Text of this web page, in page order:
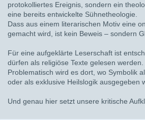
protokolliertes Ereignis, sondern ein
eine bereits entwickelte Sühnetheologie.
Dass aus einem literarischen Motiv eine
gemacht wird, ist kein Beweis – sondern
Für eine aufgeklärte Leserschaft ist
dürfen als religiöse Texte gelesen werden.
Problematisch wird es dort, wo Symbolik
oder als exklusive Heilslogik ausgegeben
Und genau hier setzt unsere kritische